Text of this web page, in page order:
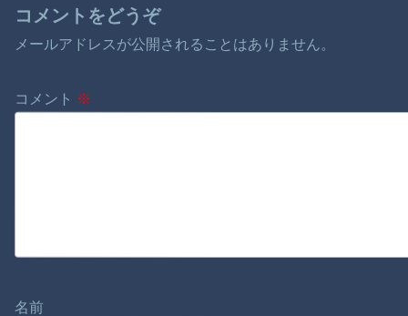
コメントをどうぞ
メールアドレスが公開されることはありません。
コメント ※
名前